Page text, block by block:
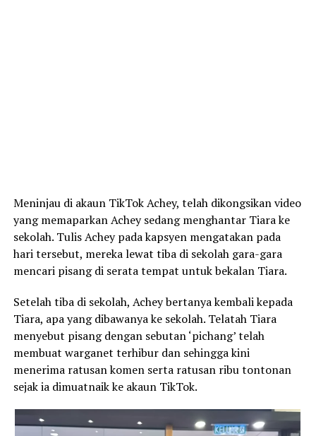
Meninjau di akaun TikTok Achey, telah dikongsikan video
yang memaparkan Achey sedang menghantar Tiara ke
sekolah. Tulis Achey pada kapsyen mengatakan pada
hari tersebut, mereka lewat tiba di sekolah gara-gara
mencari pisang di serata tempat untuk bekalan Tiara.
Setelah tiba di sekolah, Achey bertanya kembali kepada
Tiara, apa yang dibawanya ke sekolah. Telatah Tiara
menyebut pisang dengan sebutan ‘pichang’ telah
membuat warganet terhibur dan sehingga kini
menerima ratusan komen serta ratusan ribu tontonan
sejak ia dimuatnaik ke akaun TikTok.